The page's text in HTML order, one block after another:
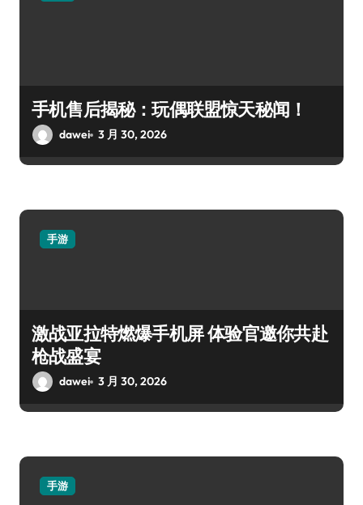
手机售后揭秘：玩偶联盟惊天秘闻！
dawei 3 月 30, 2026
手游
激战亚拉特燃爆手机屏 体验官邀你共赴
枪战盛宴
dawei 3 月 30, 2026
手游